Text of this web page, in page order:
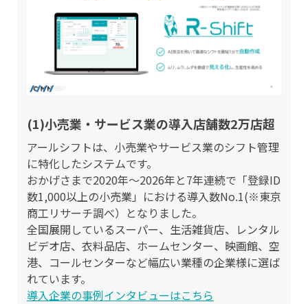
(1)小売業・サービス業の導入店舗数2万店超
アールシフトは、小売業やサービス業のシフト管理
に特化したシステムです。
おかげさまで2020年〜2026年と7年連続で「登録ID
数1,000以上の小売業」における導入数No.1(※東京
商工リサーチ調べ）となりました。
全国展開しているスーパー、生活雑貨店、レンタル
ビデオ店、衣料品店、ホームセンター、映画館、空
港、コールセンターなど幅広い業種の企業様に選ば
れています。
導入企業の事例インタビューはこちら